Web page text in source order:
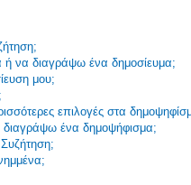
να διαγράψω ένα δημοσίευμα;
μου;
επιλογές στα
ένα δημοψήφισμα;